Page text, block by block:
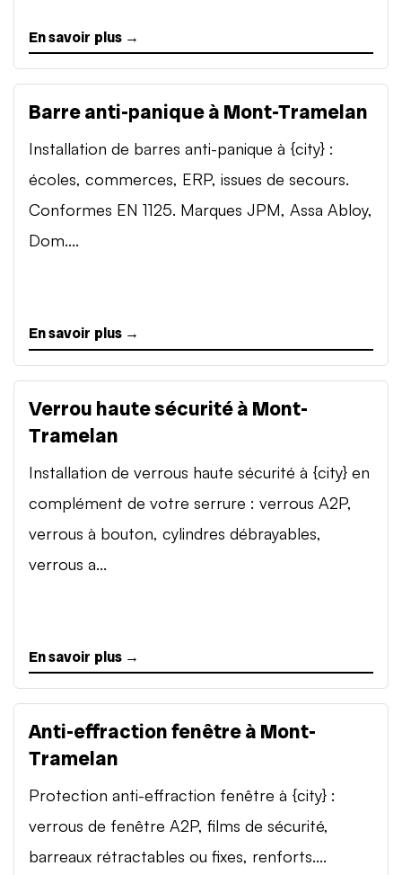
En savoir plus →
Barre anti-panique à Mont-Tramelan
Installation de barres anti-panique à {city} :
écoles, commerces, ERP, issues de secours.
Conformes EN 1125. Marques JPM, Assa Abloy,
Dom....
En savoir plus →
Verrou haute sécurité à Mont-
Tramelan
Installation de verrous haute sécurité à {city} en
complément de votre serrure : verrous A2P,
verrous à bouton, cylindres débrayables,
verrous a...
En savoir plus →
Anti-effraction fenêtre à Mont-
Tramelan
Protection anti-effraction fenêtre à {city} :
verrous de fenêtre A2P, films de sécurité,
barreaux rétractables ou fixes, renforts....